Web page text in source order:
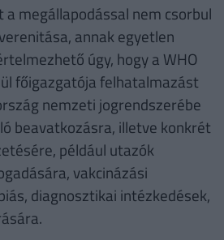
megállapodással nem csorbul
annak egyetlen
úgy, hogy a WHO
főigazgatója felhatalmazást
nemzeti jogrendszerébe
beavatkozásra, illetve konkrét
például utazók
vakcinázási
diagnosztikai intézkedések,